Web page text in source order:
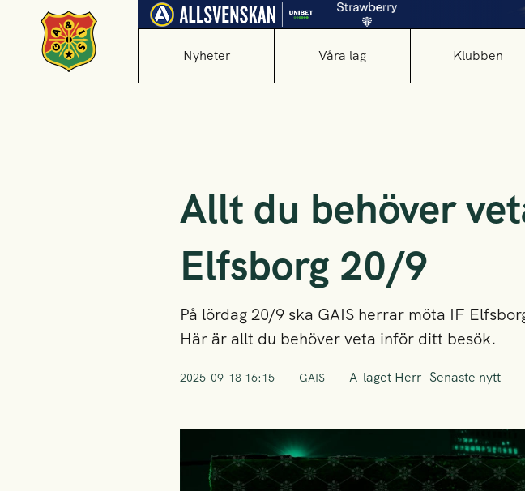
Nyheter Våra lag Klubben
Allt du behöver
Elfsborg 20/9
På lördag 20/9 ska GAIS herrar möta IF
Här är allt du behöver veta inför ditt besök.
2025-09-18 16:15 GAIS A-laget Herr Senaste nytt